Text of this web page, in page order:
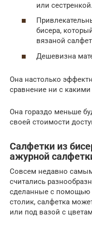
или сестренкой.
бисера,
вязаной
Дешевизна
Она настолько
сравнение ни с
Она гораздо меньше
своей стоимости
Салфетки из
ажурной
Совсем недавно
считались
сделанные с помощью
столик, салфетка
или под вазой с